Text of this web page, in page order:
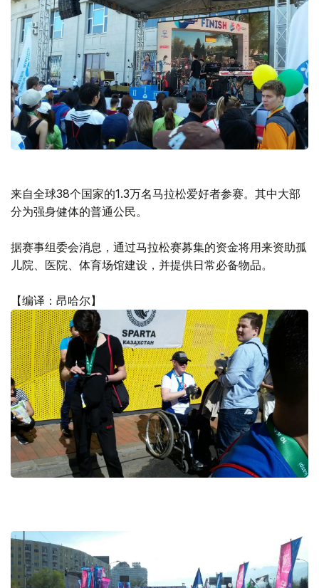
来自全球38个国家的1.3万名马拉松爱好者参赛。其中大部
分为强身健体的普通公民。
据赛事组委会消息，通过马拉松赛募集的资金将用来资助孤
儿院、医院、体育场馆建设，并提供日常必备物品。
【编译：昂哈尔】